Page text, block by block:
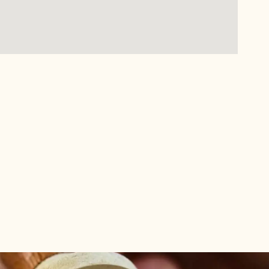
.
.
company/callebautchocolateacademy.